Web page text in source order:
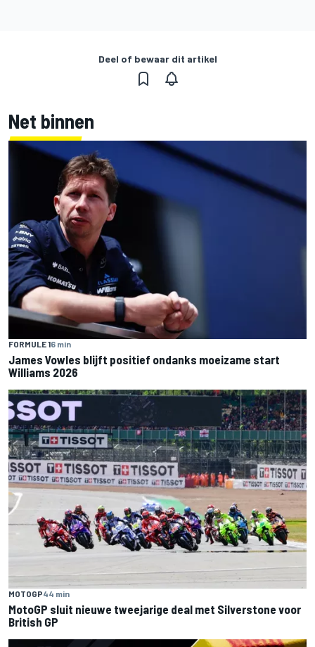
Deel of bewaar dit artikel
Net binnen
FORMULE 16 min
James Vowles blijft positief ondanks moeizame start
Williams 2026
MOTOGP44 min
MotoGP sluit nieuwe tweejarige deal met Silverstone voor
British GP